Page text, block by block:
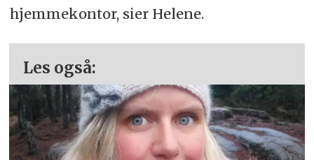
hjemmekontor, sier Helene.
Les også: